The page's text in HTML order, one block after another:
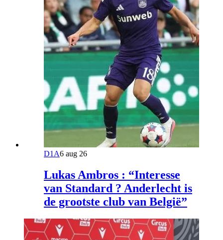
D1A6 aug 26
Lukas Ambros : “Interesse
van Standard ? Anderlecht is
de grootste club van België”